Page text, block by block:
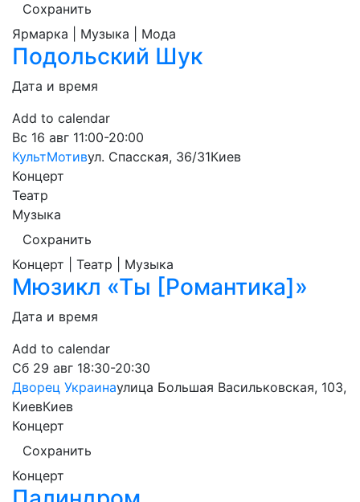
Сохранить
Ярмарка | Музыка | Мода
Подольский Шук
Дата и время
Add to calendar
Вс 16 авг 11:00-20:00
КультМотивул. Спасская, 36/31Киев
Концерт
Театр
Музыка
Сохранить
Концерт | Театр | Музыка
Мюзикл «Ты [Романтика]»
Дата и время
Add to calendar
Сб 29 авг 18:30-20:30
Дворец Украинаулица Большая Васильковская, 103,
КиевКиев
Концерт
Сохранить
Концерт